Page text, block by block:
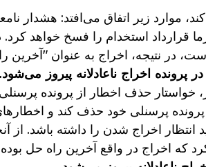
موارد زیر اتفاق می‌افتد: هشدار
قرارداد استخدام را فسخ خواهد کرد.
در نتیجه، اخراج به عنوان "آخرین
در پرونده اخراج ناعادلانه پیروز می‌شود.
خواستار حذف اخطار از پرونده
پرسنلی خود حذف کند و
انتظار اخراج شدن را داشته باشد. از
که اخراج در واقع آخرین راه حل